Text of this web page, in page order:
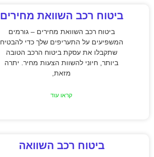
ביטוח רכב השוואת מחירים
ביטוח רכב השוואת מחירים – גורמים
המשפיעים על התעריפים שלך כדי להבטיח
שתקבלו את עסקת ביטוח הרכב הטובה
ביותר, חיוני להשוות הצעות מחיר. יתרה
מזאת,
קראו עוד
ביטוח רכב השוואה